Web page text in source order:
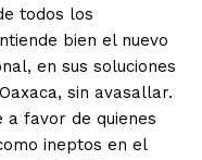
todos los
bien el nuevo
en sus soluciones
sin avasallar.
a favor de quienes
ineptos en el